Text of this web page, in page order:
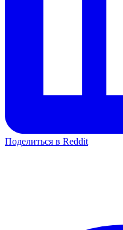
Поделиться в Reddit